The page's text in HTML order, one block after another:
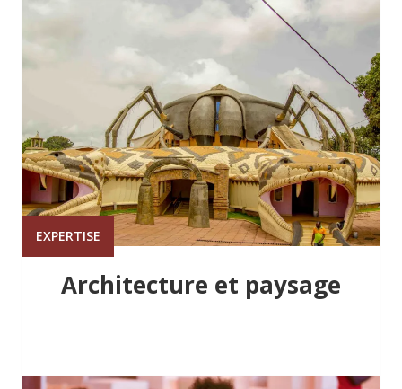
EXPERTISE
Architecture et paysage